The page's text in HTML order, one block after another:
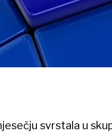
svrstala u